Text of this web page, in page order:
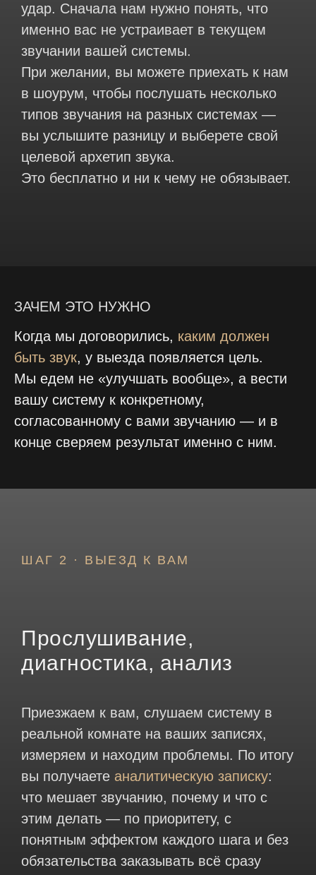
удар. Сначала нам нужно понять, что
именно вас не устраивает в текущем
звучании вашей системы.
При желании, вы можете приехать к нам
в шоурум, чтобы послушать несколько
типов звучания на разных системах —
вы услышите разницу и выберете свой
целевой архетип звука.
Это бесплатно и ни к чему не обязывает.
ЗАЧЕМ ЭТО НУЖНО
Когда мы договорились, каким должен
быть звук, у выезда появляется цель.
Мы едем не «улучшать вообще», а вести
вашу систему к конкретному,
согласованному с вами звучанию — и в
конце сверяем результат именно с ним.
ШАГ 2 · ВЫЕЗД К ВАМ
Прослушивание,
диагностика, анализ
Приезжаем к вам, слушаем систему в
реальной комнате на ваших записях,
измеряем и находим проблемы. По итогу
вы получаете аналитическую записку:
что мешает звучанию, почему и что с
этим делать — по приоритету, с
понятным эффектом каждого шага и без
обязательства заказывать всё сразу